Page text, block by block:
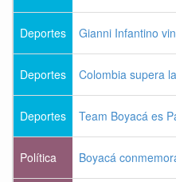
Deportes Gianni Infantino
Deportes Colombia supera
Deportes Team Boyacá es
Política Boyacá